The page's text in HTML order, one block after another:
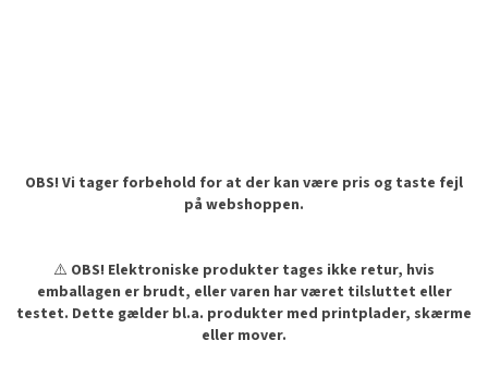
OBS! Vi tager forbehold for at der kan være pris og taste fejl
på webshoppen.
⚠️ OBS! Elektroniske produkter tages ikke retur, hvis
emballagen er brudt, eller varen har været tilsluttet eller
testet. Dette gælder bl.a. produkter med printplader, skærme
eller mover.